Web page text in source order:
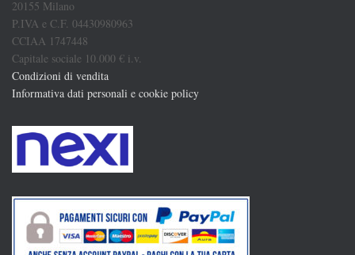
20155 Milano
P.IVA e C.F. 04430980963
CCIAA 1747448
Capitale sociale 10.000 € i.v.
Condizioni di vendita
Informativa dati personali e cookie policy